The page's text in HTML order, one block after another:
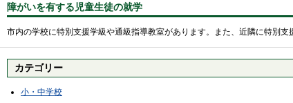
障がいを有する児童生徒の就学
市内の学校に特別支援学級や通級指導教室があります。また、近隣に特別支
カテゴリー
小・中学校